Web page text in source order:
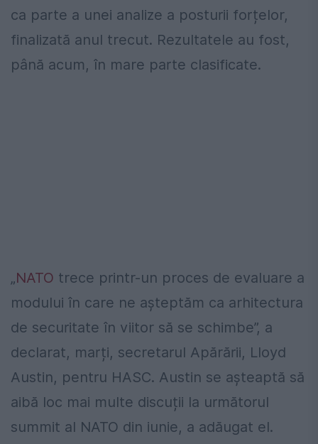
ca parte a unei analize a posturii forțelor,
finalizată anul trecut. Rezultatele au fost,
până acum, în mare parte clasificate.
„NATO trece printr-un proces de evaluare a
modului în care ne așteptăm ca arhitectura
de securitate în viitor să se schimbe”, a
declarat, marți, secretarul Apărării, Lloyd
Austin, pentru HASC. Austin se așteaptă să
aibă loc mai multe discuții la următorul
summit al NATO din iunie, a adăugat el.